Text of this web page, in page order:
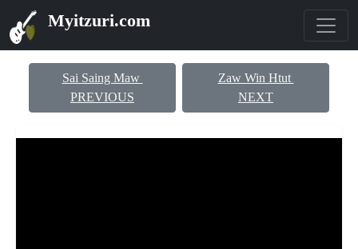
Myitzuri.com
Sai Saing Maw
PREVIOUS
Zaw Win Htut
NEXT